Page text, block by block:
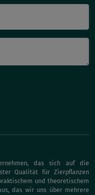
das sich auf die
Qualität für Zierpflanzen
und theoretischem
das wir uns über mehrere